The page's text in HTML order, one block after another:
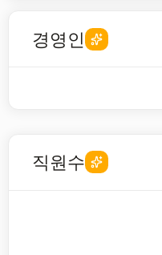
경영인
직원수